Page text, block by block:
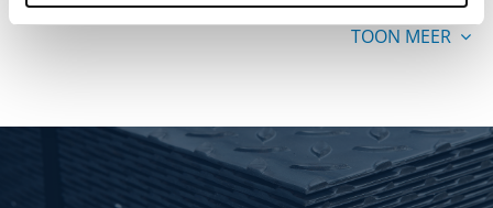
TOON MEER